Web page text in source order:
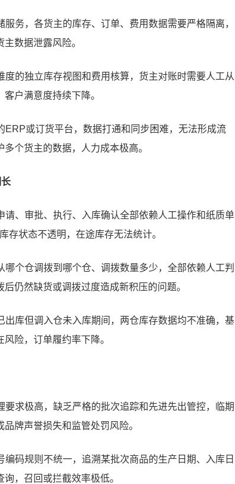
务，各货主的库存、订单、费用数据需要严格隔离，
数据泄露风险。
的独立库存视图和费用核算，货主对账时需要人工从
户满意度持续下降。
或订货平台，数据打通和同步困难，无法形成流
个货主的数据，人力成本极高。
、审批、执行、入库确认全部依赖人工操作和纸质单
存状态不透明，在途库存无法统计。
个仓调拨到哪个仓、调拨数量多少，全部依赖人工判
仍然缺货或调拨过度造成新积压的问题。
库但调入仓未入库期间，两仓库存数据均不准确，基
险，订单履约率下降。
求极高，缺乏严格的批次追踪和先进先出管控，临期
牌声誉损失和监管处罚风险。
码规则不统一，追溯某批次商品的生产日期、入库日
，召回或拦截效率极低。